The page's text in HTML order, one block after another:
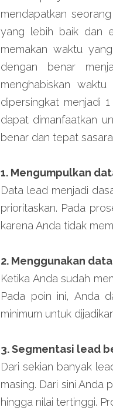
mendapatkan
yang lebih baik dan
memakan waktu
dengan benar
menghabiskan
dipersingkat menjadi
dapat dimanfaatkan
benar dan tepat
1. Mengumpulkan
Data lead menjadi
prioritaskan. Pada
karena Anda tidak
2. Menggunakan
Ketika Anda sudah
Pada poin ini, Anda
minimum untuk
3. Segmentasi lead
Dari sekian banyak
masing. Dari sini Anda
hingga nilai tertinggi.